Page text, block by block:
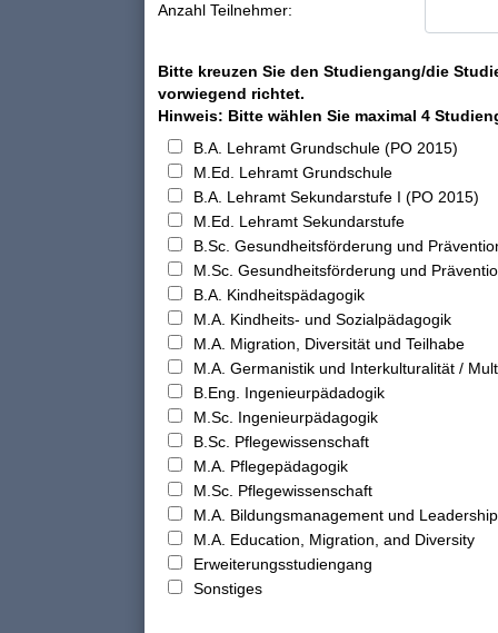
Anzahl Teilnehmer:
Bitte kreuzen Sie den Studiengang/die
vorwiegend richtet.
Hinweis: Bitte wählen Sie maximal 4
B.A. Lehramt Grundschule (PO 2015)
M.Ed. Lehramt Grundschule
B.A. Lehramt Sekundarstufe I (PO 2015)
M.Ed. Lehramt Sekundarstufe
B.Sc. Gesundheitsförderung und
M.Sc. Gesundheitsförderung und
B.A. Kindheitspädagogik
M.A. Kindheits- und Sozialpädagogik
M.A. Migration, Diversität und Teilhabe
M.A. Germanistik und Interkulturalität /
B.Eng. Ingenieurpädadogik
M.Sc. Ingenieurpädagogik
B.Sc. Pflegewissenschaft
M.A. Pflegepädagogik
M.Sc. Pflegewissenschaft
M.A. Bildungsmanagement und
M.A. Education, Migration, and Diversity
Erweiterungsstudiengang
Sonstiges